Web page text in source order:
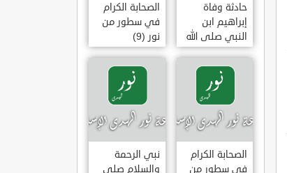
حادثة وفاة
إبراهيم ابن
النبي صلى الله
عليه وسلم
(وقفة تأملية)
الصحابة الكرام
في سطور من
نور (9)
الصحابة الكرام
في سطور من
نبي الرحمة
والسلام صلى